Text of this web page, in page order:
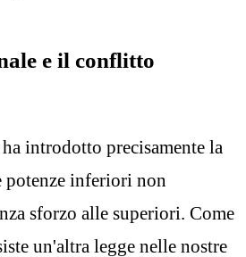
e il conflitto
introdotto precisamente la
inferiori non
sforzo alle superiori. Come
un'altra legge nelle nostre